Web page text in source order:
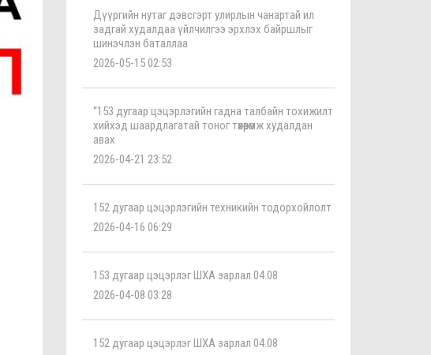
Дүүргийн нутаг дэвсгэрт улирлын чанартай ил
задгай худалдаа үйлчилгээ эрхлэх байршлыг
шинэчлэн баталлаа
2026-05-15 02:53
“153 дугаар цэцэрлэгийн гадна талбайн тохижилт
хийхэд шаардлагатай тоног төхөөрөмж худалдан
авах
2026-04-21 23:52
152 дугаар цэцэрлэгийн техникийн тодорхойлолт
2026-04-16 06:29
153 дугаар цэцэрлэг ШХА зарлал 04.08
2026-04-08 03:28
152 дугаар цэцэрлэг ШХА зарлал 04.08